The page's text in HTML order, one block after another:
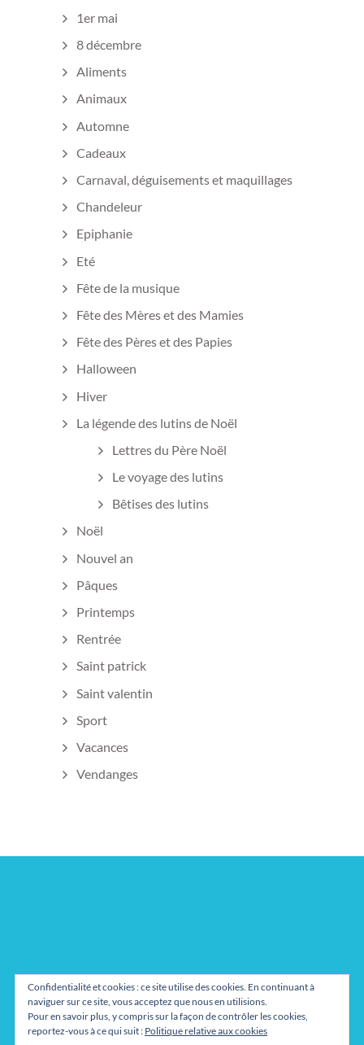
1er mai
8 décembre
Aliments
Animaux
Automne
Cadeaux
Carnaval, déguisements et maquillages
Chandeleur
Epiphanie
Eté
Fête de la musique
Fête des Mères et des Mamies
Fête des Pères et des Papies
Halloween
Hiver
La légende des lutins de Noël
Lettres du Père Noël
Le voyage des lutins
Bêtises des lutins
Noël
Nouvel an
Pâques
Printemps
Rentrée
Saint patrick
Saint valentin
Sport
Vacances
Vendanges
Confidentialité et cookies : ce site utilise des cookies. En continuant à
naviguer sur ce site, vous acceptez que nous en utilisions.
Pour en savoir plus, y compris sur la façon de contrôler les cookies,
reportez-vous à ce qui suit : Politique relative aux cookies